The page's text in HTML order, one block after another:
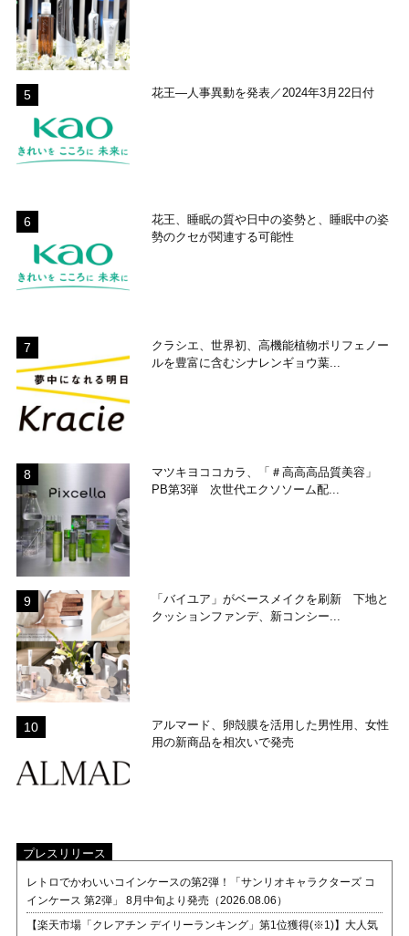
花王―人事異動を発表／2024年3月22日付
花王、睡眠の質や日中の姿勢と、睡眠中の姿
勢のクセが関連する可能性
クラシエ、世界初、高機能植物ポリフェノー
ルを豊富に含むシナレンギョウ葉...
マツキヨココカラ、「＃高高高品質美容」
PB第3弾 次世代エクソソーム配...
「バイユア」がベースメイクを刷新 下地と
クッションファンデ、新コンシー...
アルマード、卵殻膜を活用した男性用、女性
用の新商品を相次いで発売
プレスリリース
レトロでかわいいコインケースの第2弾！「サンリオキャラクターズ コ
インケース 第2弾」 8月中旬より発売（2026.08.06）
【楽天市場「クレアチン デイリーランキング」第1位獲得(※1)】大人気